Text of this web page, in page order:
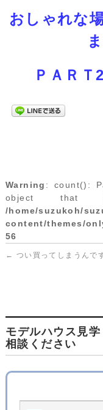
おしゃれな
ＰＡＲ
Warning : count():
object that
/home/suzukoh/
content/themes/
56
← つい買ってしまうんで
モデルハウス見
相談ください